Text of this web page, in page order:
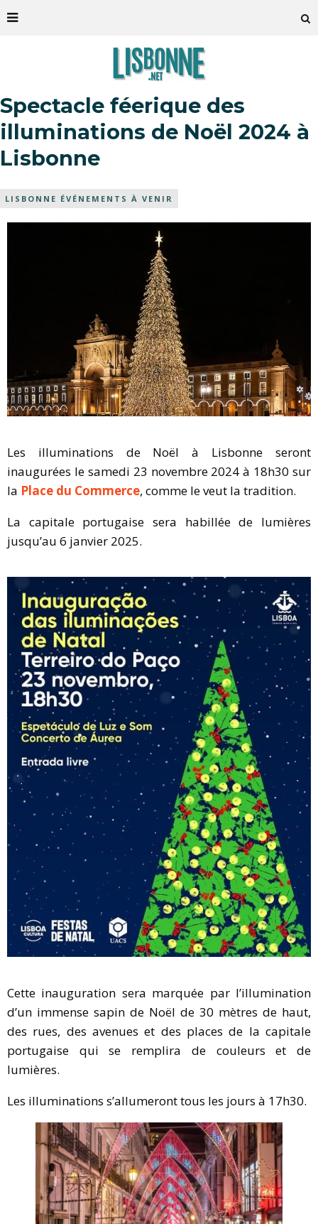
Spectacle féerique des
illuminations de Noël 2024 à
Lisbonne
LISBONNE ÉVÉNEMENTS À VENIR
Les illuminations de Noël à Lisbonne seront
inaugurées le samedi 23 novembre 2024 à 18h30 sur
la Place du Commerce, comme le veut la tradition.
La capitale portugaise sera habillée de lumières
jusqu’au 6 janvier 2025.
Cette inauguration sera marquée par l’illumination
d’un immense sapin de Noël de 30 mètres de haut,
des rues, des avenues et des places de la capitale
portugaise qui se remplira de couleurs et de
lumières.
Les illuminations s’allumeront tous les jours à 17h30.